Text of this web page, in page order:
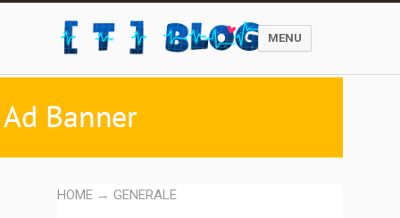
MENU
HOME → GENERALE